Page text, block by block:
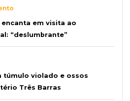
em visita ao
“deslumbrante”
túmulo violado e ossos
Três Barras